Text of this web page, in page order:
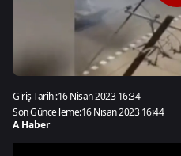
Giriş Tarihi:16 Nisan 2023 16:34
Son Güncelleme:16 Nisan 2023 16:44
A Haber